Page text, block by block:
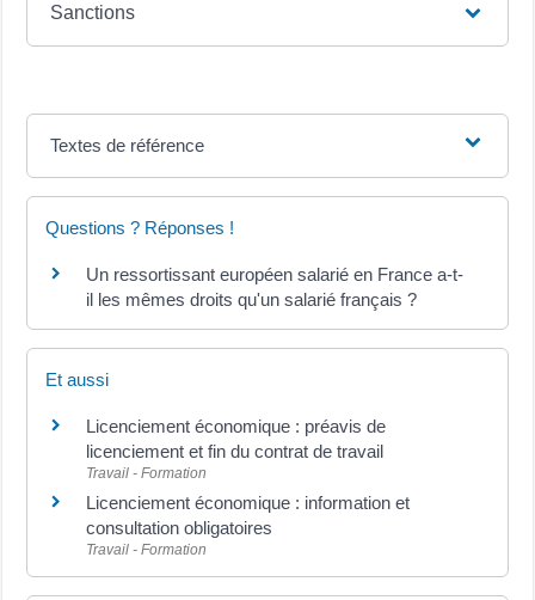
Sanctions
Textes de référence
Questions ? Réponses !
Un ressortissant européen salarié en France a-t-
il les mêmes droits qu'un salarié français ?
Et aussi
Licenciement économique : préavis de
licenciement et fin du contrat de travail
Travail - Formation
Licenciement économique : information et
consultation obligatoires
Travail - Formation